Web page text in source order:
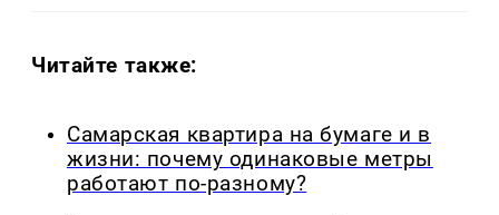
Читайте также:
Самарская квартира на бумаге и в
жизни: почему одинаковые метры
работают по-разному?